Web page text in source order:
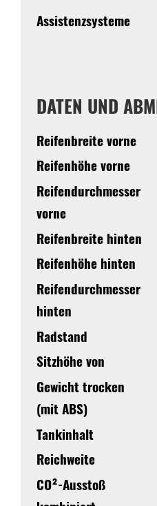
Assistenzsysteme
DATEN UND
Reifenbreite vorne
Reifenhöhe vorne
Reifendurchmesser
vorne
Reifenbreite hinten
Reifenhöhe hinten
Reifendurchmesser
hinten
Radstand
Sitzhöhe von
Gewicht trocken
(mit ABS)
Tankinhalt
Reichweite
CO²-Ausstoß